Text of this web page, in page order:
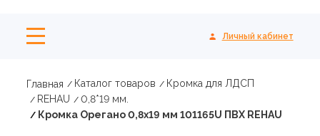
Личный кабинет
Главная Каталог товаров
Кромка для ЛДСП
REHAU
0,8*19 мм.
Кромка Орегано 0,8х19 мм 101165U ПВХ REHAU